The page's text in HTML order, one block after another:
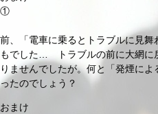
前、「電車に乗るとトラブルに見
もでした… トラブルの前に大網に
りませんでしたが。何と「発煙に
ったのでしょう？
おまけ